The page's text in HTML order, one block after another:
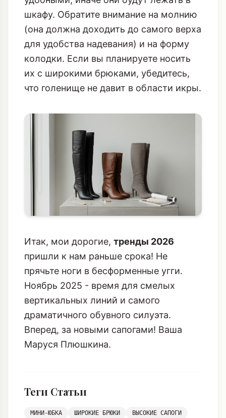
шкафу. Обратите внимание на молнию
(она должна доходить до самого верха
для удобства надевания) и на форму
колодки. Если вы планируете носить
их с широкими брюками, убедитесь,
что голенище не давит в области икры.
Итак, мои дорогие, тренды 2026
пришли к нам раньше срока! Не
прячьте ноги в бесформенные угги.
Ноябрь 2025 - время для смелых
вертикальных линий и самого
драматичного обувного силуэта.
Вперед, за новыми сапогами! Ваша
Маруся Плюшкина.
Теги Статьи
МИНИ-ЮБКА ШИРОКИЕ БРЮКИ
ВЫСОКИЕ САПОГИ